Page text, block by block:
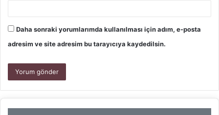
Daha sonraki yorumlarımda kullanılması için adım, e-posta
adresim ve site adresim bu tarayıcıya kaydedilsin.